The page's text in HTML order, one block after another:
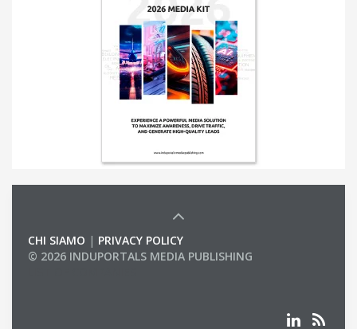
CHI SIAMO | PRIVACY POLICY
© 2026 INDUPORTALS MEDIA PUBLISHING